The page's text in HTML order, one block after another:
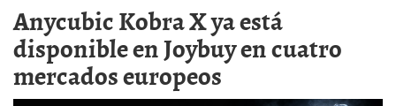
Anycubic Kobra X ya está
disponible en Joybuy en cuatro
mercados europeos